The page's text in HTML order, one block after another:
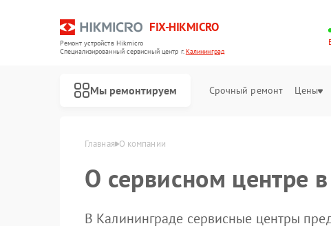
FIX-HIKMICRO
Ремонт устройств Hikmicro
Специализированный cервисный центр г.Калининград
Мы ремонтируем Срочный ремонт Цены
Главная О компании
О сервисном центре
В Калининграде сервисные центры